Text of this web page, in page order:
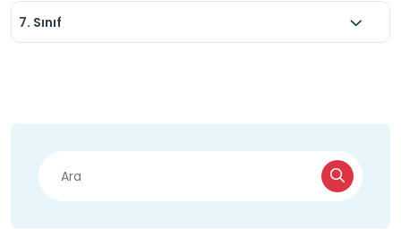
7. Sınıf